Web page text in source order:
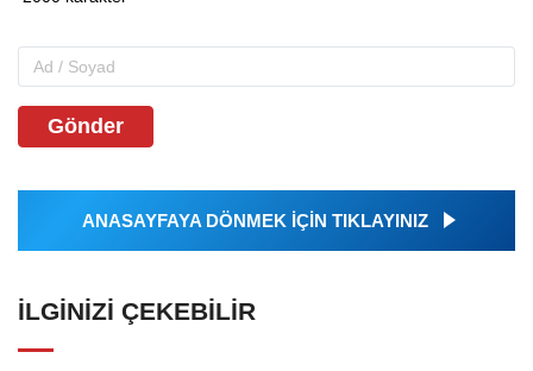
Gönder
ANASAYFAYA DÖNMEK İÇİN TIKLAYINIZ
İLGINIZI ÇEKEBILIR